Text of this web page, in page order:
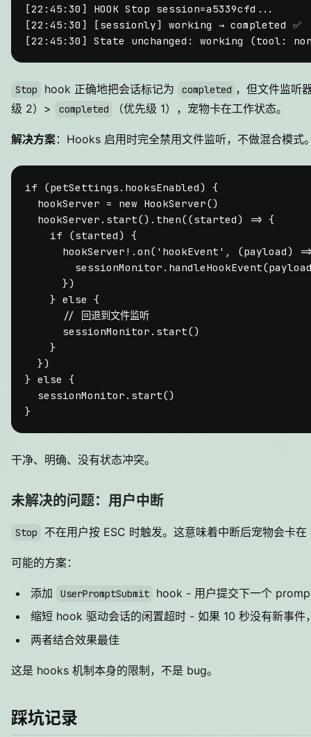
[22:45:30] HOOK Stop session=a5339cfd...
[22:45:30] [sessionly] working → completed ✅
Stop hook 正确地把会话标记为 completed ，但文件监听
级 2）>
completed （优先级 1），宠物卡在工作状态。
解决方案：Hooks 启用时完全禁用文件监听，不做混合模
if (petSettings. hooksEnabled) {
  hookServer =
new HookServer()
  hookServer.
start(). then((started) => {
if (started) {
      hookServer!.
on( 'hookEvent' , (payload)
        sessionMonitor.
handleHookEvent
      })
    }
else {
// 回退到文件监听
      sessionMonitor.
start()
    }
  })
} else {
  sessionMonitor.
start()
干净、明确、没有状态冲突。
未解决的问题：用户中断
Stop 不在用户按 ESC 时触发。这意味着中断后宠物会卡在
可能的方案：
添加 UserPromptSubmit
hook - 用户提交下一个
缩短 hook 驱动会话的闲置超时 - 如果 10 秒没有新事件
两者结合效果最佳
这是 hooks 机制本身的限制，不是 bug。
踩坑记录